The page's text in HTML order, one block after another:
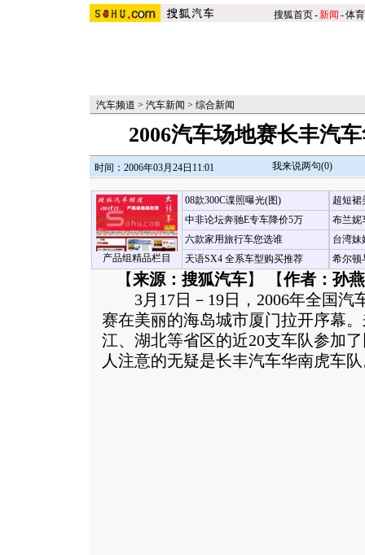
搜狐首页-新闻 -体育
汽车频道 > 汽车新闻 > 综合新闻
2006汽车场地赛长丰汽
时间：2006年03月24日11:01 我来说两句(0)
产品组精品栏目
08款300C谍照曝光(图)
中非论坛奔驰E专车降价5万
六款家用旅行车您选谁
天语SX4 全系车型购买推荐
超短裙
布兰妮
台湾妹
希尔顿
【来源：搜狐汽车】 【作者：孙
3月17日－19日，2006年全国汽
赛在美丽的海岛城市厦门拉开序幕
江、湖北等省区的近20支车队参加
人注意的无疑是长丰汽车华南虎车